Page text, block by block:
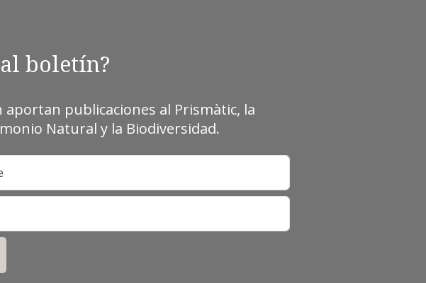
boletín?
publicaciones al Prismàtic, la
Natural y la Biodiversidad.